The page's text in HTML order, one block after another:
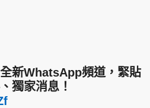
新WhatsApp頻道，緊貼
獨家消息！